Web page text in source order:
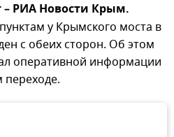
РИА Новости Крым.
у Крымского моста в
с обеих сторон. Об этом
оперативной информации
переходе.